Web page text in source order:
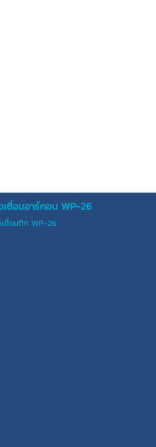
เชื่อมอาร์กอน WP-26
ชื่อมทิก WP-26